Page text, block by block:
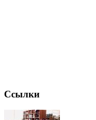
Ссылки